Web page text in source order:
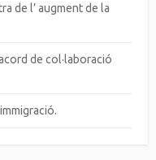
de l’ augment de la
de col·laboració